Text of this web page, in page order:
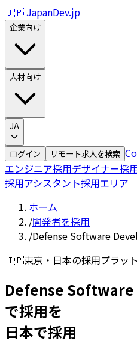
🇯🇵 JapanDev.jp
企業向け
人材向け
JA
ログイン リモート求人を検索
エンジニア採用デザイナー採
採用アシスタント採用エリア
ホーム
/開発者を採用
/Defense Software
🇯🇵東京・日本の採用プラッ
Defense
で採用を
日本で採用